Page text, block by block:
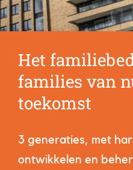
Het
families van
toekomst
3 generaties, met
ontwikkelen en